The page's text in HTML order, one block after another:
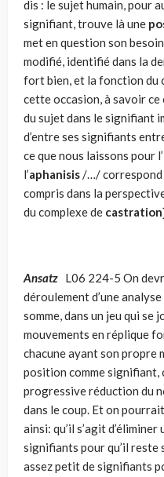
dis : le sujet humain, pour
signifiant, trouve là une
met en question son
modifié, identifié dans la
fort bien, et la fonction du
cette occasion, à savoir
du sujet dans le signifiant
d’entre ses signifiants
ce que nous laissons pour
l’aphanisis/…/ correspond
compris dans la
du complexe de castration
Ansatz L06 224-5 On
déroulement d’une analyse
somme, dans un jeu qui se
mouvements en réplique
chacune ayant son propre
position comme signifiant,
progressive réduction du
dans le coup. Et on
ainsi: qu’il s’agit
signifiants pour qu’il reste
assez petit de signifiants